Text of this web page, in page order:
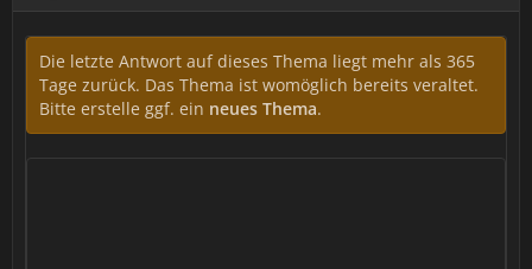
Die letzte Antwort auf dieses Thema liegt mehr als 365
Tage zurück. Das Thema ist womöglich bereits veraltet.
Bitte erstelle ggf. ein neues Thema.